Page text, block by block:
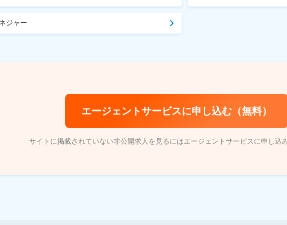
ジャー
エージェントサービスに申し込む（無料）
サイトに掲載されていない非公開求人を見るにはエージェントサービスに申し込